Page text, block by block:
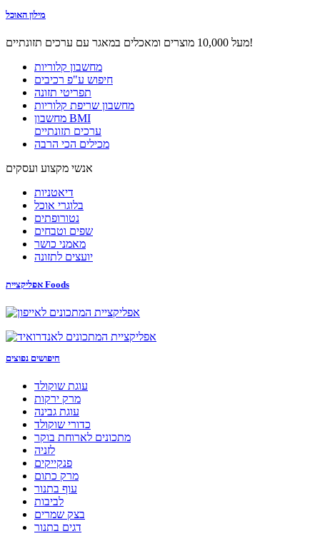
מילון האוכל
מעל 10,000 מוצרים ומאכלים במאגר עם ערכים תזונתיים!
מחשבון קלוריות
חיפוש ע"פ רכיבים
תפריטי תזונה
מחשבון שריפת קלוריות
מחשבון BMI
ערכים תזונתיים
מכילים הכי הרבה
אנשי מקצוע ועסקים
דיאטניות
בלוגרי אוכל
נטורופתים
שפים וטבחים
מאמני כושר
יועצים לתזונה
אפליקציית Foods
חיפושים נפוצים
עוגת שוקולד
מרק ירקות
עוגת גבינה
כדורי שוקולד
מתכונים לארוחת בוקר
לזניה
פנקייקים
מרק כתום
עוף בתנור
לביבות
בצק שמרים
דגים בתנור